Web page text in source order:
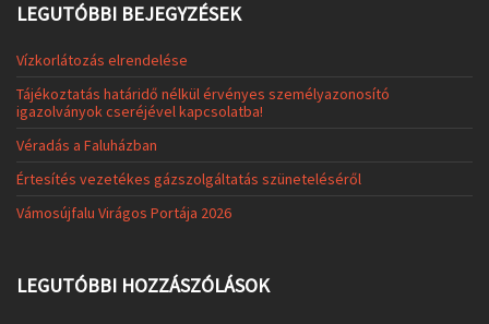
LEGUTÓBBI BEJEGYZÉSEK
Vízkorlátozás elrendelése
Tájékoztatás határidő nélkül érvényes személyazonosító
igazolványok cseréjével kapcsolatba!
Véradás a Faluházban
Értesítés vezetékes gázszolgáltatás szüneteléséről
Vámosújfalu Virágos Portája 2026
LEGUTÓBBI HOZZÁSZÓLÁSOK